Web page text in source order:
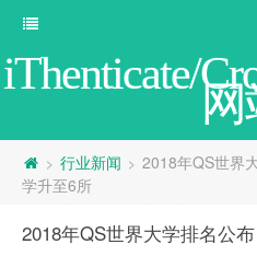
iThenticate/
> 行业新闻 > 2018年QS世界
学升至6所
2018年QS世界大学排名公